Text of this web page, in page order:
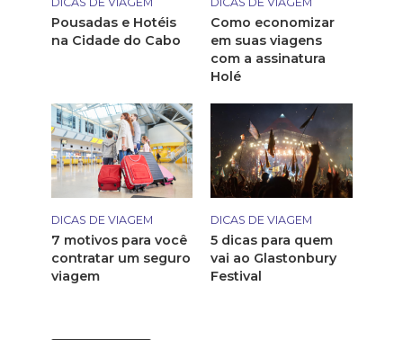
Pousadas e Hotéis
na Cidade do Cabo
Como economizar
em suas viagens
com a assinatura
Holé
DICAS DE VIAGEM
7 motivos para você
contratar um seguro
viagem
DICAS DE VIAGEM
5 dicas para quem
vai ao Glastonbury
Festival